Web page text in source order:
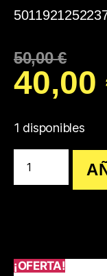
50,00€
40,00
1 disponibles
¡OFERTA!